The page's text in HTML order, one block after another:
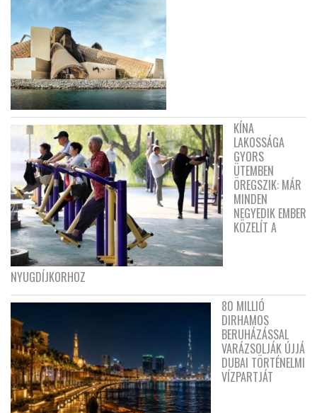
KÍNA
LAKOSSÁGA
GYORS
ÜTEMBEN
ÖREGSZIK: MÁR
MINDEN
NEGYEDIK EMBER
KÖZELÍT A
NYUGDÍJKORHOZ
80 MILLIÓ
DIRHAMOS
BERUHÁZÁSSAL
VARÁZSOLJÁK ÚJJÁ
DUBAI TÖRTÉNELMI
VÍZPARTJÁT